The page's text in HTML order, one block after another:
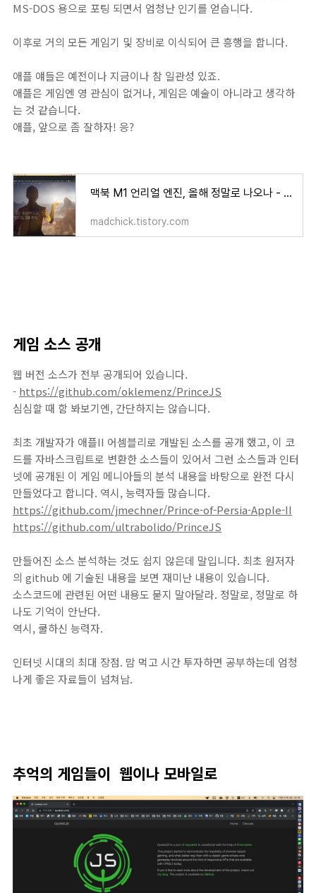
MS-DOS 용으로 포팅 되면서 엄청난 인기를 얻습니다.
이후로 거의 모든 게임기 및 장비로 이식되어 큰 흥행을 합니다.
애플 얘들은 예전이나 지금이나 참 일관성 있죠.
애플은 게임엔 영 관심이 없거나, 게임은 예술이 아니라고 생각하
는 것 같습니다.
애플, 앞으로 좀 잘하자! 응?
맥북 M1 언리얼 엔진, 올해 정말로 나오나 - 이제 애플이 게임에도 신경 좀 썼으면
madchick.tistory.com
게임 소스 공개
웹 버전 소스가 전부 공개되어 있습니다.
- https://github.com/oklemenz/PrinceJS
심심할 때 함 봐보기엔, 간단하지는 않습니다.
최초 개발자가 애플II 어셈블리로 개발된 소스를 공개 했고, 이 코
드를 자바스크립트로 변환한 소스들이 있어서 그런 소스들과 인터
넷에 공개된 이 게임 메니아들의 분석 내용을 바탕으로 완전 다시
만들었다고 합니다. 역시, 능력자들 많습니다.
https://github.com/jmechner/Prince-of-Persia-Apple-II
https://github.com/ultrabolido/PrinceJS
만들어진 소스 분석하는 것도 쉽지 않은데 말입니다. 최초 원저자
의 github 에 기술된 내용을 보면 재미난 내용이 있습니다.
소스코드에 관련된 어떤 내용도 묻지 말아달라. 정말로, 정말로 하
나도 기억이 안난다.
역시, 쿨하신 능력자.
인터넷 시대의 최대 장점. 맘 먹고 시간 투자하면 공부하는데 엄청
나게 좋은 자료들이 넘쳐남.
추억의 게임들이 웹이나 모바일로